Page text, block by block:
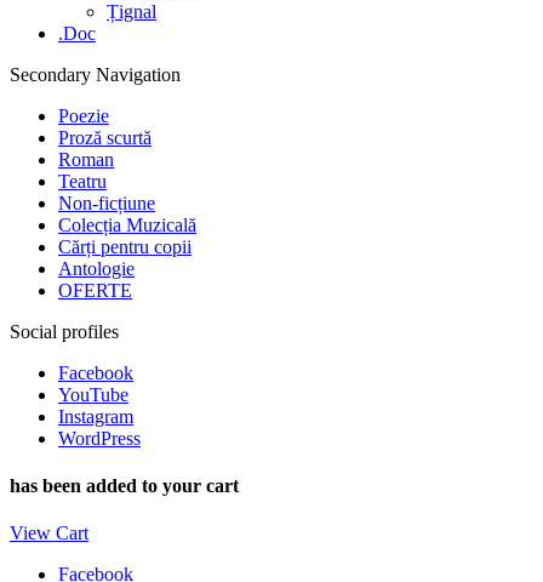
Țignal
.Doc
Secondary Navigation
Poezie
Proză scurtă
Roman
Teatru
Non-ficțiune
Colecția Muzicală
Cărți pentru copii
Antologie
OFERTE
Social profiles
Facebook
YouTube
Instagram
WordPress
has been added to your cart
View Cart
Facebook